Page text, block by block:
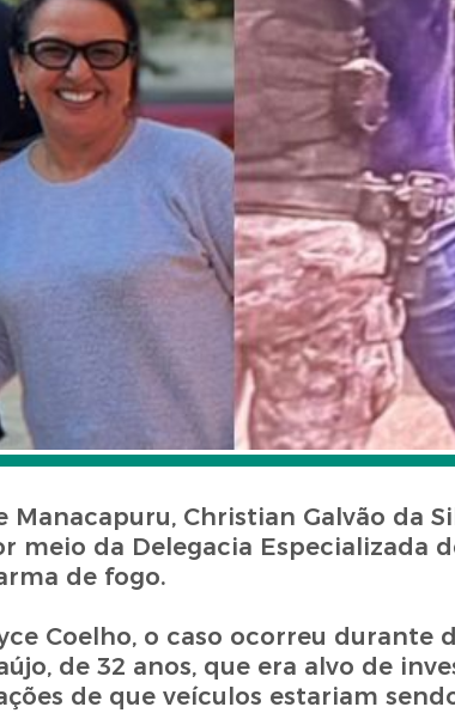
Christian Galvão da
meio da Delegacia Especializada
de fogo.
Coelho, o caso ocorreu durante
de 32 anos, que era alvo de
de que veículos estariam